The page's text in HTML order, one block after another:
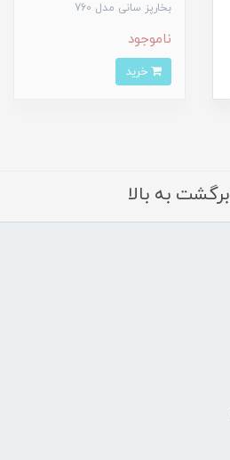
بخارپز سانی مدل 760
ناموجود
برگشت به بالا